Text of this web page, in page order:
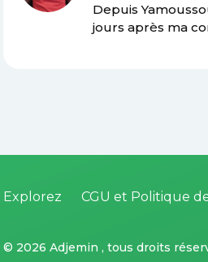
Depuis
jours après ma
Explorez CGU et Politique
© 2026 Adjemin , tous droits